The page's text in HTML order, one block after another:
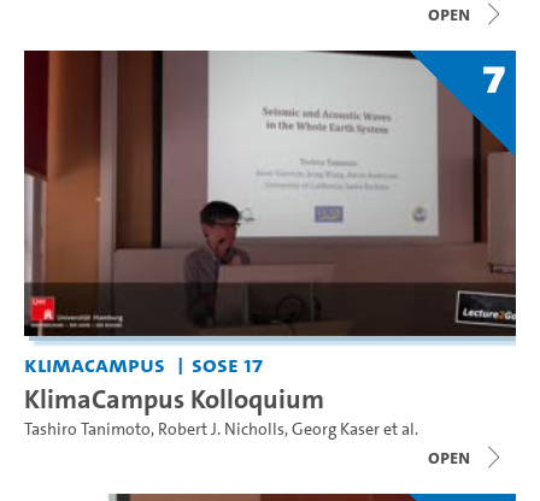
open
7
KlimaCampus SoSe 17
KlimaCampus Kolloquium
Tashiro Tanimoto, Robert J. Nicholls,Georg Kaseret al.
open